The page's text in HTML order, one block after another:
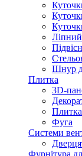
Шнур
Плитка
3D-
Фуга
Системи
Фурнітура